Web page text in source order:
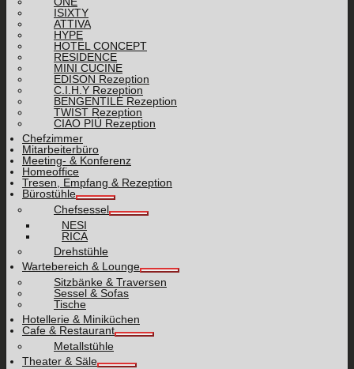
ISIXTY
ATTIVA
HYPE
HOTEL CONCEPT
RESIDENCE
MINI CUCINE
EDISON Rezeption
C.I.H.Y Rezeption
BENGENTILE Rezeption
TWIST Rezeption
CIAO PIÙ Rezeption
Chefzimmer
Mitarbeiterbüro
Meeting- & Konferenz
Homeoffice
Tresen, Empfang & Rezeption
Bürostühle
Chefsessel
NESI
RICA
Drehstühle
Wartebereich & Lounge
Sitzbänke & Traversen
Sessel & Sofas
Tische
Hotellerie & Miniküchen
Cafe & Restaurant
Metallstühle
Theater & Säle